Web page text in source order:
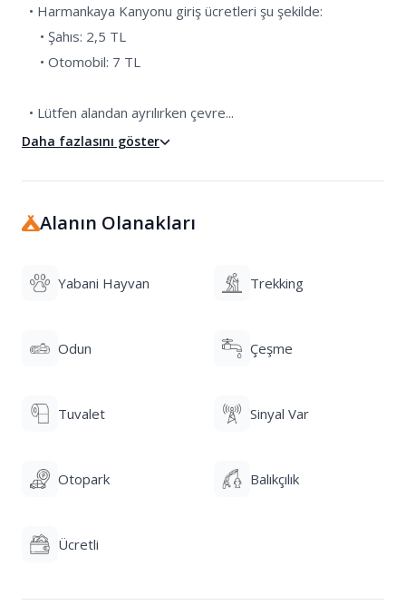
  • Lütfen alandan ayrılırken çevre...
Daha fazlasını göster
Alanın Olanakları
Yabani Hayvan Trekking
Odun Çeşme
Tuvalet Sinyal Var
Otopark Balıkçılık
Ücretli